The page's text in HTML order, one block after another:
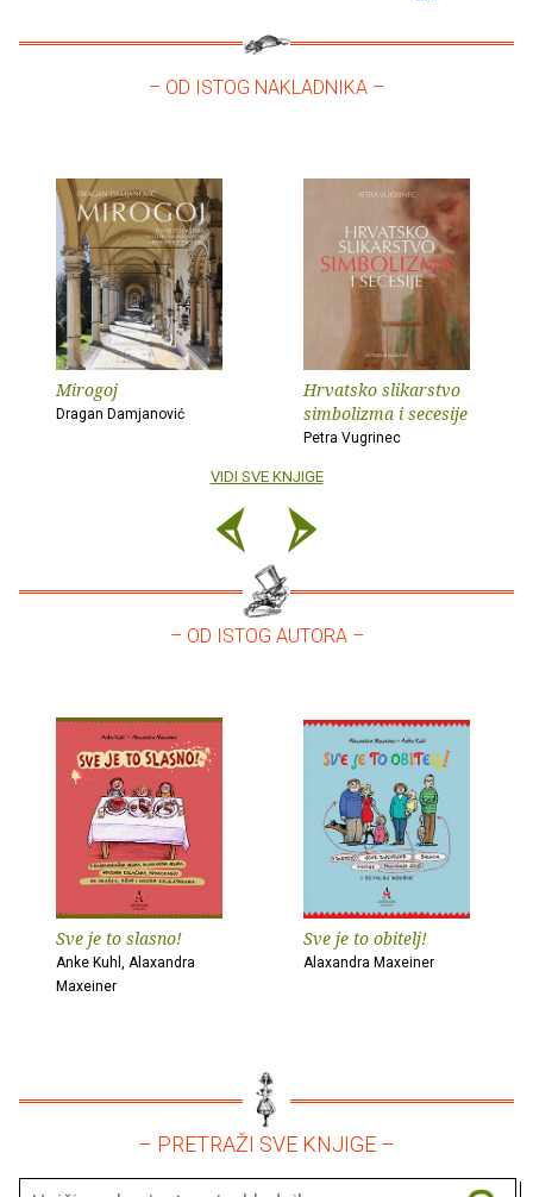
– OD ISTOG NAKLADNIKA –
Mirogoj
Dragan Damjanović
Hrvatsko slikarstvo
simbolizma i secesije
Petra Vugrinec
VIDI SVE KNJIGE
– OD ISTOG AUTORA –
Sve je to slasno!
Anke Kuhl, Alaxandra
Maxeiner
Sve je to obitelj!
Alaxandra Maxeiner
– PRETRAŽI SVE KNJIGE –